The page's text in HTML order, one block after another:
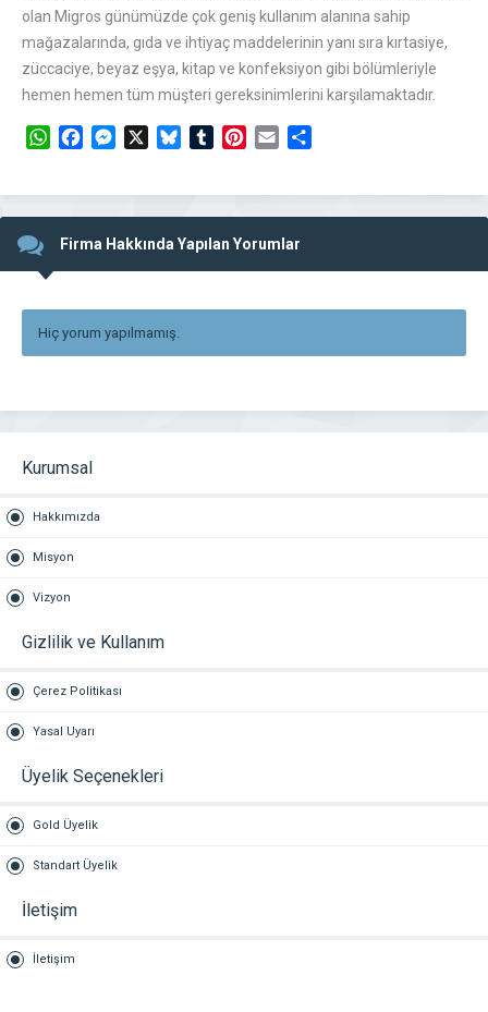
olan Migros günümüzde çok geniş kullanım alanına sahip
mağazalarında, gıda ve ihtiyaç maddelerinin yanı sıra kırtasiye,
züccaciye, beyaz eşya, kitap ve konfeksiyon gibi bölümleriyle
hemen hemen tüm müşteri gereksinimlerini karşılamaktadır.
WhatsAppFacebookMessengerBlueskyTumblrPinterest
Email
Firma Hakkında Yapılan Yorumlar
Hiç yorum yapılmamış.
Kurumsal
Hakkımızda
Misyon
Vizyon
Gizlilik ve Kullanım
Çerez Politikası
Yasal Uyarı
Üyelik Seçenekleri
Gold Üyelik
Standart Üyelik
İletişim
İletişim